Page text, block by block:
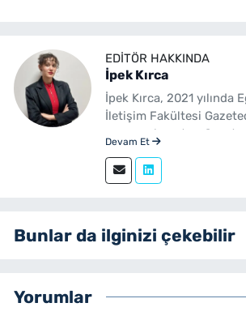
EDITÖR HAKKINDA
İpek Kırca
İpek Kırca, 2021 yılında
İletişim Fakültesi
mezun olmuştur.
yenibakishaber.com
ve editör olarak görev
Devam Et
Bunlar da ilginizi çekebilir
Yorumlar